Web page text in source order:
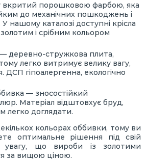
вкритий порошковою фарбою, яка
до механічних пошкоджень і
У нашому каталозі доступні крісла
і срібним кольором
деревно-стружкова плита,
легко витримує велику вагу,
ДСП гіпоалергенна, екологічно
— зносостійкий
Матеріал відштовхує бруд,
легко доглядати.
кольорах оббивки, тому ви
оптимальне рішення під свій
увагу, що вироби із золотими
за вищою ціною.